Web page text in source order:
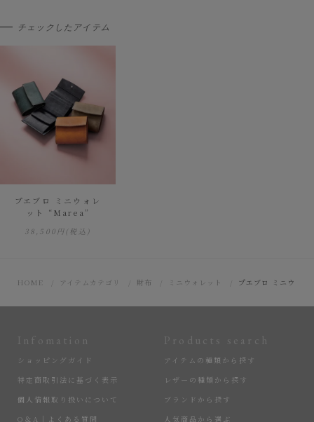
チェックしたアイテム
プエブロ ミニウォレ
ット “Marea”
38,500円(税込)
HOME アイテムカテゴリ 財布 ミニウォレット プエブロ ミニウォ
Infomation
ショッピングガイド
特定商取引法に基づく表示
個人情報取り扱いについて
Q＆A｜よくある質問
Products search
アイテムの種類から探す
レザーの種類から探す
ブランドから探す
人気商品から選ぶ